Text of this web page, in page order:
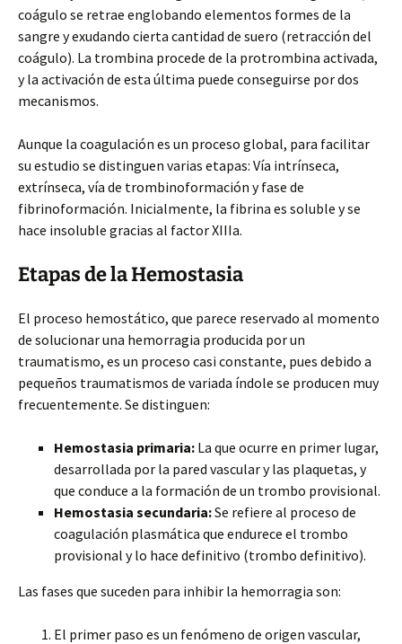
coágulo se retrae englobando elementos formes de la
sangre y exudando cierta cantidad de suero (retracción del
coágulo). La trombina procede de la protrombina activada,
y la activación de esta última puede conseguirse por dos
mecanismos.
Aunque la coagulación es un proceso global, para facilitar
su estudio se distinguen varias etapas: Vía intrínseca,
extrínseca, vía de trombinoformación y fase de
fibrinoformación. Inicialmente, la fibrina es soluble y se
hace insoluble gracias al factor XIIIa.
Etapas de la Hemostasia
El proceso hemostático, que parece reservado al momento
de solucionar una hemorragia producida por un
traumatismo, es un proceso casi constante, pues debido a
pequeños traumatismos de variada índole se producen muy
frecuentemente. Se distinguen:
Hemostasia primaria: La que ocurre en primer lugar,
desarrollada por la pared vascular y las plaquetas, y
que conduce a la formación de un trombo provisional.
Hemostasia secundaria:Se refiere al proceso de
coagulación plasmática que endurece el trombo
provisional y lo hace definitivo (trombo definitivo).
Las fases que suceden para inhibir la hemorragia son:
El primer paso es un fenómeno de origen vascular,